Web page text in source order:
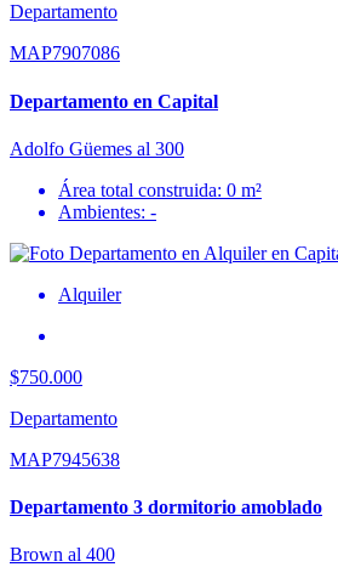
Departamento
MAP7907086
Departamento en Capital
Adolfo Güemes al 300
Área total construida: 0 m²
Ambientes: -
Alquiler
$750.000
Departamento
MAP7945638
Departamento 3 dormitorio amoblado
Brown al 400